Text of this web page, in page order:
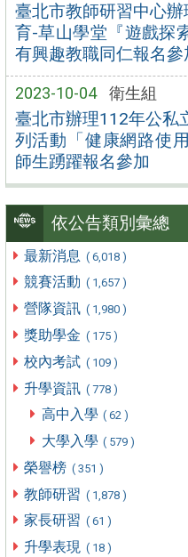
臺北市教師研習中心
育-草山學堂『遊戲探
有興趣教職同仁報名參
2023-10-04 衛生組
臺北市辦理112年公私
列活動「健康網路使
師生踴躍報名參加
依公告類別彙總
最新消息 ( 6,018 )
競賽活動 ( 1,657 )
營隊資訊 ( 1,980 )
獎助學金 ( 175 )
校內考試 ( 109 )
升學資訊 ( 778 )
高中入學 ( 62 )
大學入學 ( 579 )
榮譽榜 ( 351 )
教師研習 ( 1,878 )
家長研習 ( 61 )
升學表現 ( 18 )